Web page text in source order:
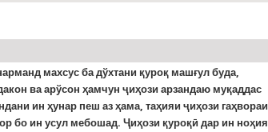
махсус ба дўхтани қуроқ машғул буда,
ва арўсон ҳамчун ҷиҳози арзандаю муқаддас
ин ҳунар пеш аз ҳама, таҳияи ҷиҳози гаҳвораи
бо ин усул мебошад. Ҷиҳози қуроқӣ дар ин ноҳия